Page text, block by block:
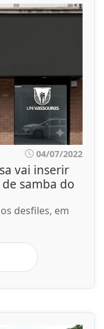
04/07/2022
vai inserir
samba do
desfiles, em